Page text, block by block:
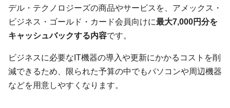
デル・テクノロジーズの商品やサービスを、アメックス・
ビジネス・ゴールド・カード会員向けに最大7,000円分を
キャッシュバックする内容です。
ビジネスに必要なIT機器の導入や更新にかかるコストを削
減できるため、限られた予算の中でもパソコンや周辺機器
などを用意しやすくなります。